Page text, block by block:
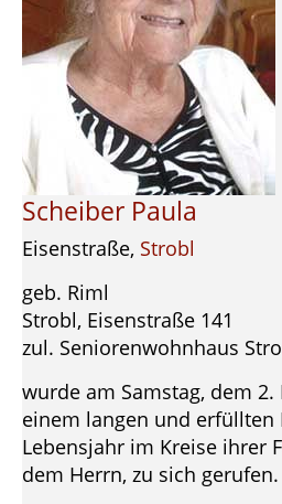
Scheiber Paula
Eisenstraße, Strobl
geb. Riml
Strobl, Eisenstraße 141
zul. Seniorenwohnhaus
wurde am Samstag, dem 2.
einem langen und erfüllten
Lebensjahr im Kreise ihrer
dem Herrn, zu sich gerufen.